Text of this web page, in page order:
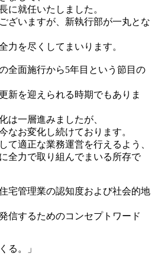
に就任いたしました。
ざいますが、新執行部が一丸とな
力を尽くしてまいります。
全面施行から5年目という節目の
新を迎えられる時期でもありま
は一層進みましたが、
なお変化し続けております。
て適正な業務運営を行えるよう、
全力で取り組んでまいる所存で
宅管理業の認知度および社会的地
信するためのコンセプトワード
る。」